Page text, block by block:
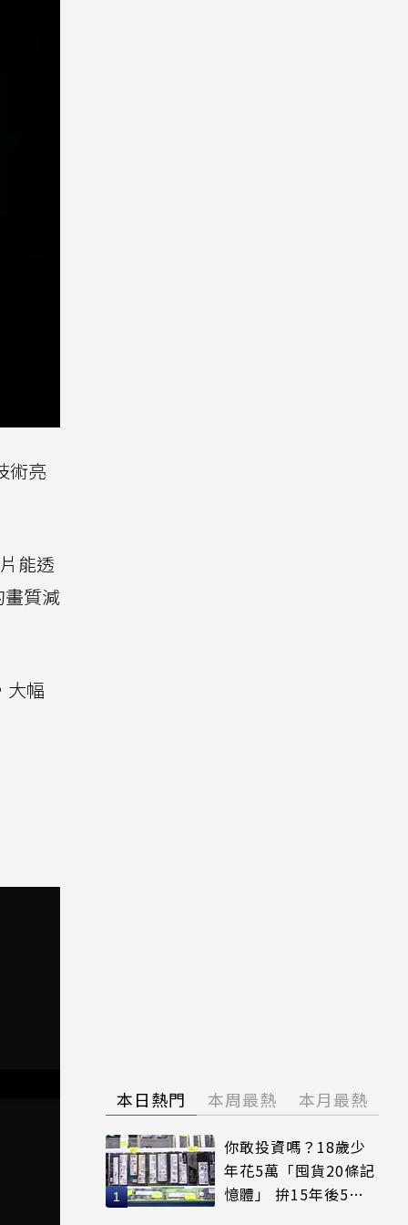
術亮
能透
質減
大幅
本日熱門 本周最熱 本月最熱
你敢投資嗎？18歲少
年花5萬「囤貨20條記
憶體」 拚15年後5倍